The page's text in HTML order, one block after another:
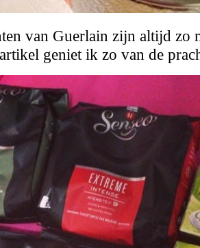
van Guerlain zijn altijd zo
geniet ik zo van de